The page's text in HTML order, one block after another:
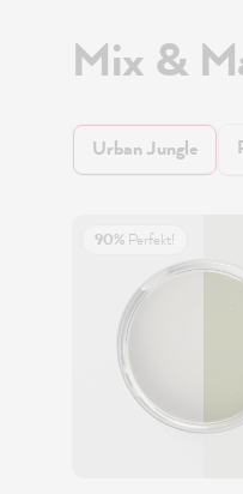
Mix &
Urban Jungle
90% Perfekt!